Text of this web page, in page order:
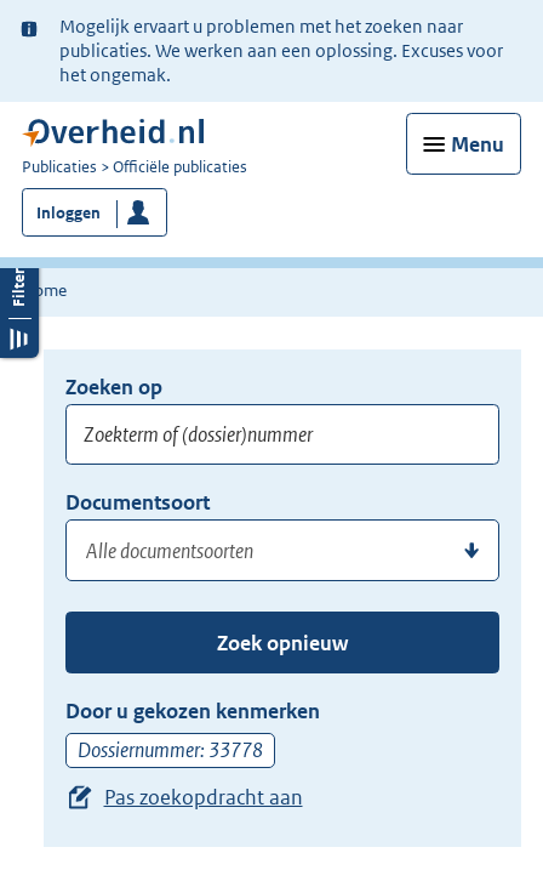
Ter
informatie:
Mogelijk ervaart u problemen met het zoeken naar
publicaties. We werken aan een oplossing. Excuses voor
het ongemak.
Menu
U
bent
nu
hier:
Publicaties Officiële publicaties
Inloggen
Home
Opnieuw
zoeken:
Zoeken op
of
(dossier)nummer
hier
uw
zoekterm
of
(dossier)nummer
in
Documentsoort
of
de
pijl
beneden
toets
Zoek opnieuw
Door u gekozen kenmerken
Dossiernummer: 33778
Pas zoekopdracht aan